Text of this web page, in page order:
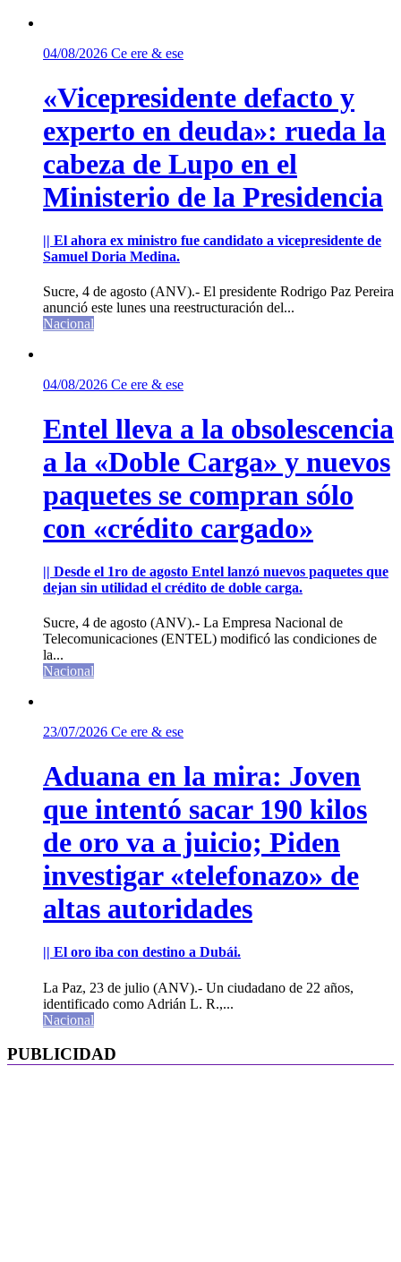
04/08/2026 Ce ere & ese
«Vicepresidente defacto y
experto en deuda»: rueda la
cabeza de Lupo en el
Ministerio de la Presidencia
|| El ahora ex ministro fue candidato a vicepresidente de
Samuel Doria Medina.
Sucre, 4 de agosto (ANV).- El presidente Rodrigo Paz Pereira
anunció este lunes una reestructuración del...
Nacional
04/08/2026 Ce ere & ese
Entel lleva a la obsolescencia
a la «Doble Carga» y nuevos
paquetes se compran sólo
con «crédito cargado»
|| Desde el 1ro de agosto Entel lanzó nuevos paquetes que
dejan sin utilidad el crédito de doble carga.
Sucre, 4 de agosto (ANV).- La Empresa Nacional de
Telecomunicaciones (ENTEL) modificó las condiciones de
la...
Nacional
23/07/2026 Ce ere & ese
Aduana en la mira: Joven
que intentó sacar 190 kilos
de oro va a juicio; Piden
investigar «telefonazo» de
altas autoridades
|| El oro iba con destino a Dubái.
La Paz, 23 de julio (ANV).- Un ciudadano de 22 años,
identificado como Adrián L. R.,...
Nacional
PUBLICIDAD